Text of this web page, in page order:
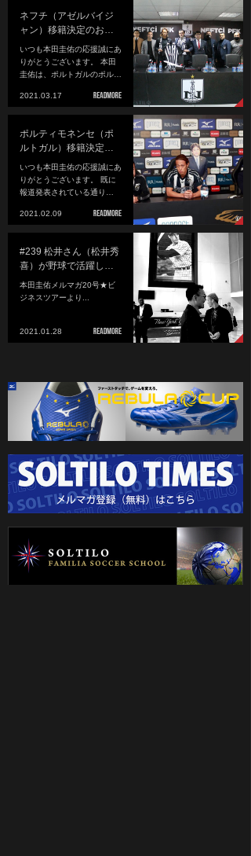
ネフチ（アゼルバイジ
ャン）移籍決定のお…
いつも本田圭佑の応援誠にあ
りがとうございます。 本田
圭佑は、ポルトガルのポル…
2021.03.17
ポルティモネンセ（ポ
ルトガル）移籍決定…
いつも本田圭佑の応援誠にあ
りがとうございます。 既に
報道発表されている通り…
2021.02.09
#239 松井さん（松井秀
喜）が野球で活躍し…
本田圭佑メルマガ20号★ビ
ジネスツアーより...
2021.01.28